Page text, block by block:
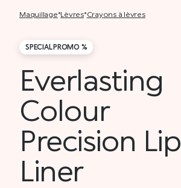
maquillage* lèvres* crayons à lèvres
SPECIAL PROMO %
Everlasting
Colour
Precision Lip
Liner